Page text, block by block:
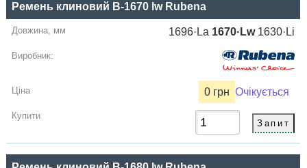
Ремень клиновий B-1670 lw Rubena
1696·La 1670·Lw1630·Li
0 грн Очікується